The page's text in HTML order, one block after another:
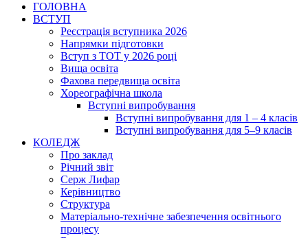
ГОЛОВНА
ВСТУП
Реєстрація вступника 2026
Напрямки підготовки
Вступ з ТОТ у 2026 році
Вища освіта
Фахова передвища освіта
Хореографічна школа
Вступні випробування
Вступні випробування для 1 – 4 класів
Вступні випробування для 5–9 класів
КОЛЕДЖ
Про заклад
Річний звіт
Серж Лифар
Керівництво
Структура
Матеріально-технічне забезпечення освітнього
процесу